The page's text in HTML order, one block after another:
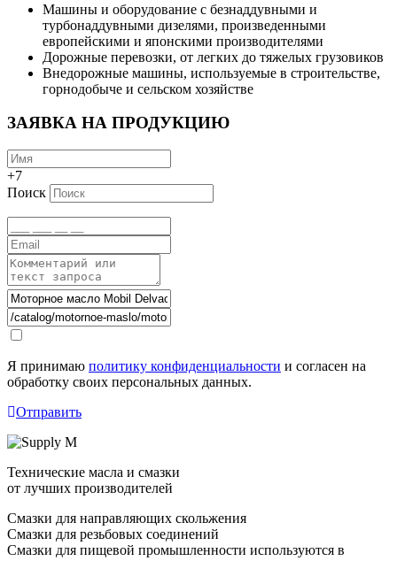
Машины и оборудование с безнаддувными и
турбонаддувными дизелями, произведенными
европейскими и японскими производителями
Дорожные перевозки, от легких до тяжелых грузовиков
Внедорожные машины, используемые в строительстве,
горнодобыче и сельском хозяйстве
ЗАЯВКА НА ПРОДУКЦИЮ
+7
Поиск
Я принимаю политику конфиденциальности и согласен на
обработку своих персональных данных.
Отправить
Технические масла и смазки
от лучших производителей
Смазки для направляющих скольжения
Смазки для резьбовых соединений
Смазки для пищевой промышленности используются в